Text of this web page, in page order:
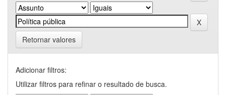
Retornar valores
Adicionar filtros:
Utilizar filtros para refinar o resultado de busca.